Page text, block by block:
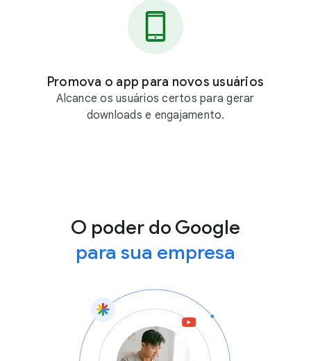
Promova o app para novos usuários
Alcance os usuários certos para gerar
downloads e engajamento.
O poder do Google
para sua empresa